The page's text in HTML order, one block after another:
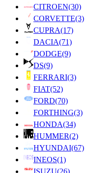
CITROEN(30)
CORVETTE(3)
CUPRA(17)
DACIA(71)
DODGE(9)
DS(9)
FERRARI(3)
FIAT(52)
FORD(70)
FORTHING(3)
HONDA(34)
HUMMER(2)
HYUNDAI(67)
INEOS(1)